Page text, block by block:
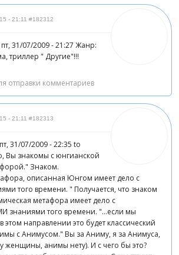
- 21:11 #182312
31/07/2009 - 21:27 Жанр:
триллер " Другие"!!!
отправки комментариев
- 21:11 #182313
31/07/2009 - 22:35 to
Вы знакомы с юнгианской
Знаком.
описанная Юнгом имеет дело с
того времени. " Получается, что знаком
метафора имеет дело с
знаниями того времени. "...если мы
направлении это будет классический
с Анимусом." Вы за Аниму, я за Анимуса,
у женщины, анимы нету). И с чего бы это?